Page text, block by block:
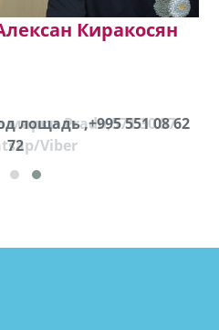
Киракосян
Prado,571 30 57
Viber
лощадь ,+995 551 08 62
72